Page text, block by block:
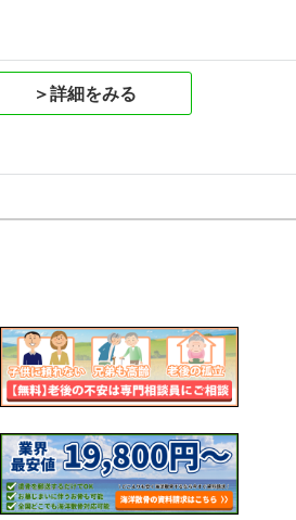
＞詳細をみる